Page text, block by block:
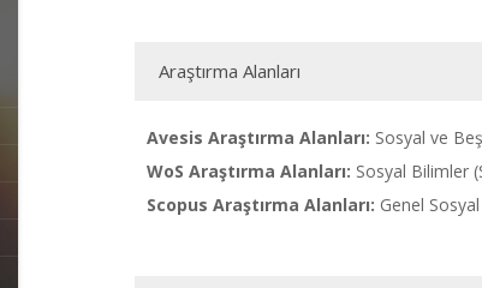
Araştırma Alanları
Avesis Araştırma Alanları: Sosyal ve
WoS Araştırma Alanları: Sosyal Bilimler
Scopus Araştırma Alanları: Genel